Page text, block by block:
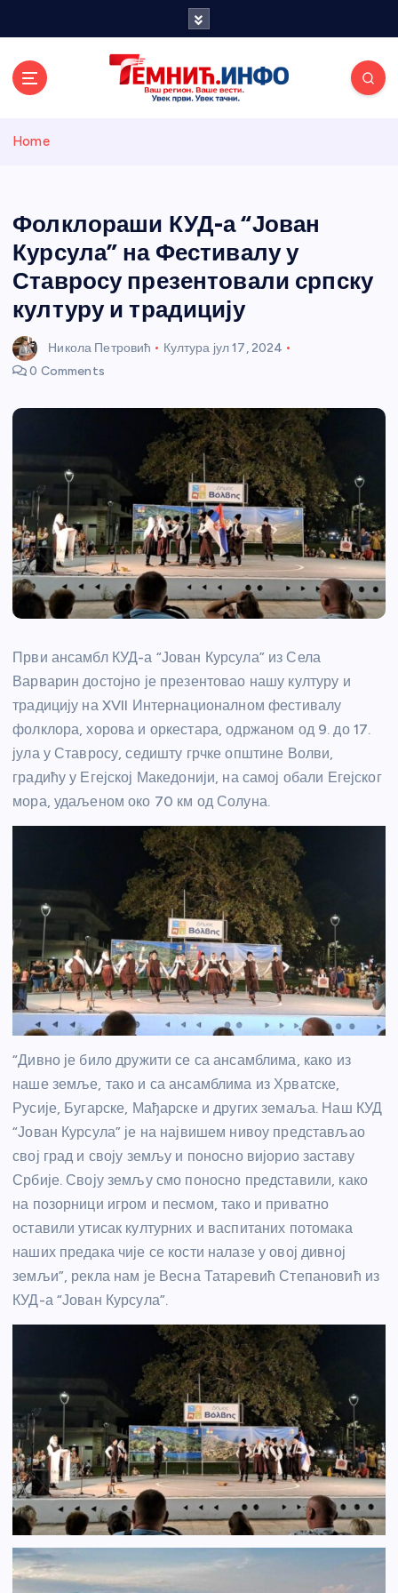
и портал
Home
Фолклораши КУД-а “Јован
Курсула” на Фестивалу у
Ставросу презентовали српску
културу и традицију
Никола Петровић Култура јул 17, 2024
0 Comments
Први ансамбл КУД-а “Јован Курсула” из Села
Варварин достојно је презентовао нашу културу и
традицију на XVII Интернационалном фестивалу
фолклора, хорова и оркестара, одржаном од 9. до 17.
јула у Ставросу, седишту грчке општине Волви,
градићу у Егејској Македонији, на самој обали Егејског
мора, удаљеном око 70 км од Солуна.
“Дивно је било дружити се са ансамблима, како из
наше земље, тако и са ансамблима из Хрватске,
Русије, Бугарске, Мађарске и других земаља. Наш КУД
“Јован Курсула” је на највишем нивоу представљао
свој град и своју земљу и поносно вијорио заставу
Србије. Своју земљу смо поносно представили, како
на позорници игром и песмом, тако и приватно
оставили утисак културних и васпитаних потомака
наших предака чије се кости налазе у овој дивној
земљи”, рекла нам је Весна Татаревић Степановић из
КУД-а “Јован Курсула”.